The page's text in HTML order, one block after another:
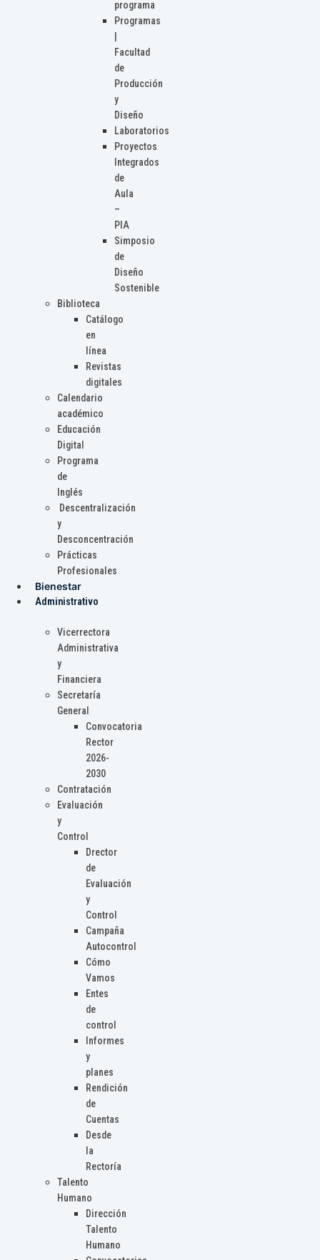
programa
Programas
Facultad
de
Producción
y
Diseño
Laboratorios
Proyectos
Integrados
de
Aula
–
PIA
Simposio
de
Diseño
Sostenible
Biblioteca
Catálogo
en
línea
Revistas
digitales
Calendario
académico
Educación
Digital
Programa
de
Inglés
Descentralización
y
Desconcentración
Prácticas
Profesionales
Bienestar
Administrativo
Vicerrectora
Administrativa
y
Financiera
Secretaría
General
Convocatoria
Rector
2026-
2030
Contratación
Evaluación
y
Control
Drector
de
Evaluación
y
Control
Campaña
Autocontrol
Cómo
Vamos
Entes
de
control
Informes
y
planes
Rendición
de
Cuentas
Desde
la
Rectoría
Talento
Humano
Dirección
Talento
Humano